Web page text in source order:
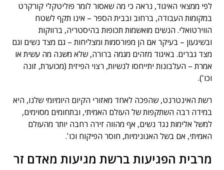
לפי ממצאי האיגוד, נראה כי מה שאסור לומר פוליטקלי קורקרט
במקומות העבודה, ברחוב ובבית הספר – אינו תקף לשטח
הווירטואלי. הנשים מואשמות תכופות בהיסטריה, ברווקות
ובשיגעון – בעיקר אם הן מפורסמות ומצליחות – גם מצד נשים וגם
מצד גברים. באיגוד מזהים מגמה ברורה, שלא משנה מה עשית או
אמרת – העלבונות יתייחסו לנשיות, רצוי הפיזית (מכוערת, זונה
וכו').
רשת האינטרנט, שהפכה לאחד מאזורי הקיום היומיומי שלנו, היא
במידה רבה השתקפות של העולם האמיתי, ובתחומים מסוימים,
למשל אלימות נגד נשים, אף מהווה זירה רחבה יותר מהעולם
האמיתי, אם בשל האנונימיות, חוסר הפיקוח וכו'.
מרבית הפגיעות ברשת מגיעות מאדם זר